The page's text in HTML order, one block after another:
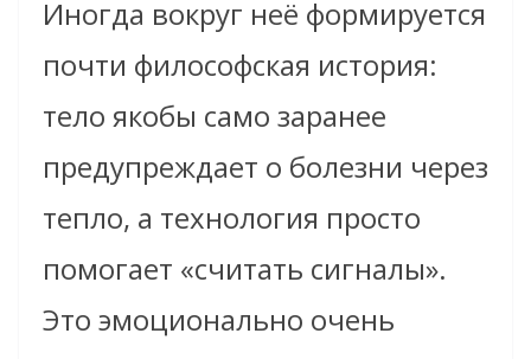
Иногда вокруг неё формируется
почти философская история:
тело якобы само заранее
предупреждает о болезни через
тепло, а технология просто
помогает «считать сигналы».
Это эмоционально очень